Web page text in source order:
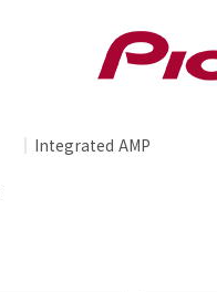
Integrated AMP